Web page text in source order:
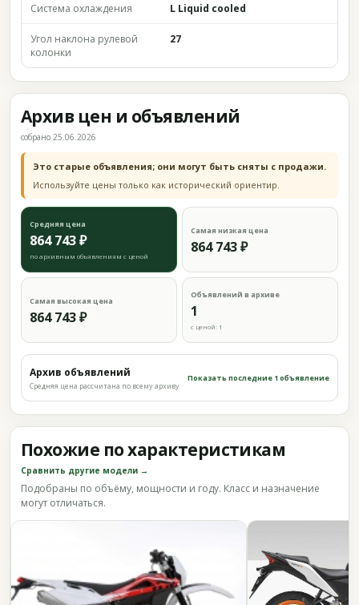
Система охлаждения L Liquid cooled
Угол наклона рулевой
колонки
27
Архив цен и объявлений
собрано 25.06.2026
Это старые объявления; они могут быть сняты с продажи.
Используйте цены только как исторический ориентир.
Средняя цена
864 743 ₽
по архивным объявлениям с ценой
Самая низкая цена
864 743 ₽
Самая высокая цена
864 743 ₽
Объявлений в архиве
1
с ценой: 1
Архив объявлений
Средняя цена рассчитана по всему архиву
Показать последние 1 объявление
Похожие по характеристикам
Сравнить другие модели →
Подобраны по объёму, мощности и году. Класс и назначение
могут отличаться.